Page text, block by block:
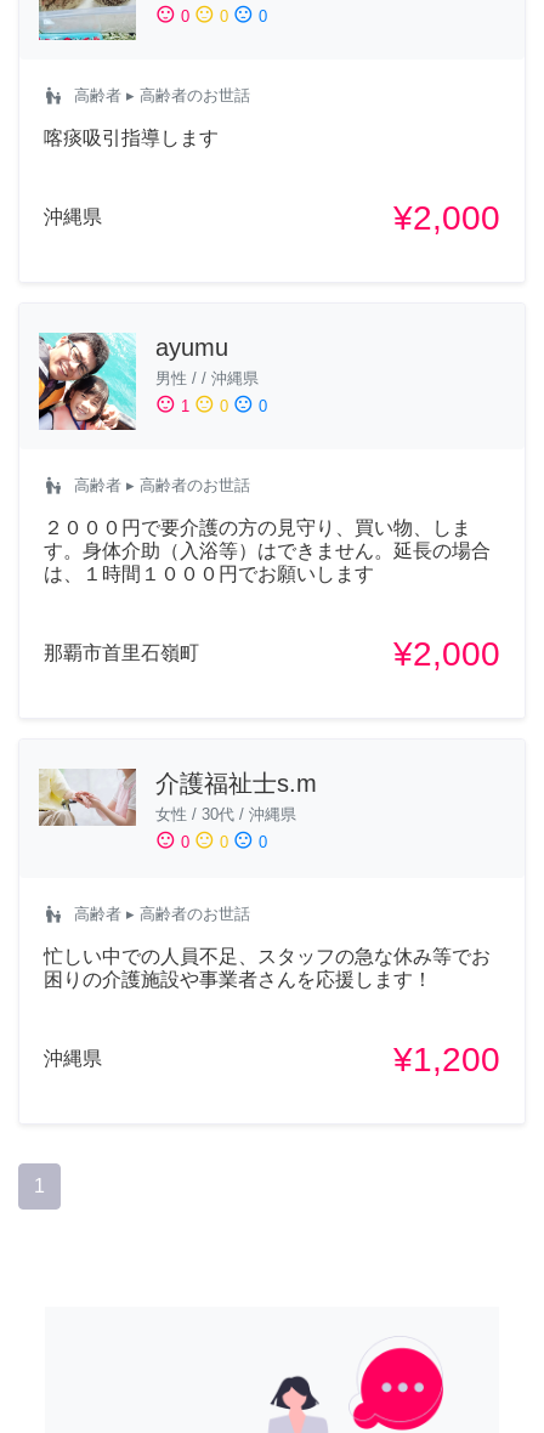
sentiment_satisfied 0 sentiment_neutral 0 sentiment_dissatisfied 0
escalator_warning 高齢者 ▸ 高齢者のお世話
喀痰吸引指導します
沖縄県 ¥2,000
ayumu
男性 / / 沖縄県
sentiment_satisfied 1 sentiment_neutral 0 sentiment_dissatisfied 0
escalator_warning 高齢者 ▸ 高齢者のお世話
２０００円で要介護の方の見守り、買い物、しま
す。身体介助（入浴等）はできません。延長の場合
は、１時間１０００円でお願いします
那覇市首里石嶺町 ¥2,000
介護福祉士s.m
女性 / 30代 / 沖縄県
sentiment_satisfied 0 sentiment_neutral 0 sentiment_dissatisfied 0
escalator_warning 高齢者 ▸ 高齢者のお世話
忙しい中での人員不足、スタッフの急な休み等でお
困りの介護施設や事業者さんを応援します！
沖縄県 ¥1,200
1